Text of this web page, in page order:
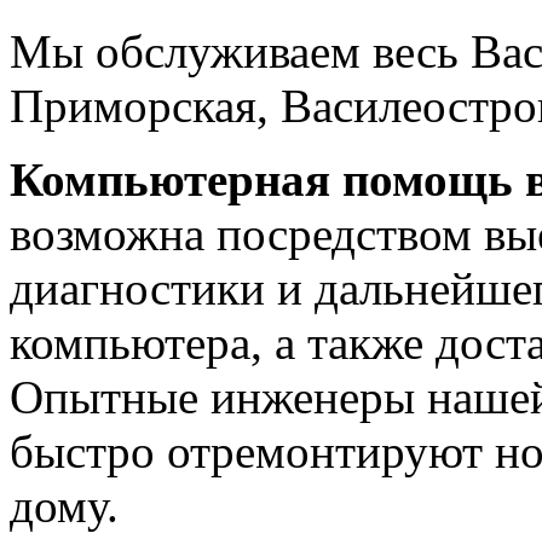
Мы обслуживаем весь
Приморская,
Компьютерная помощь
возможна посредством
диагностики и
компьютера, а также
Опытные инженеры
быстро отремонтируют
дому.